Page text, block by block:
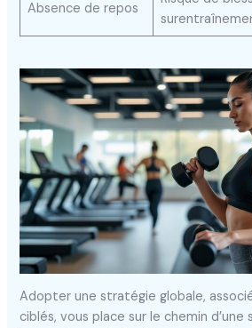
Absence de repos
Adopter une stratégie globale,
ciblés, vous place sur le chemin